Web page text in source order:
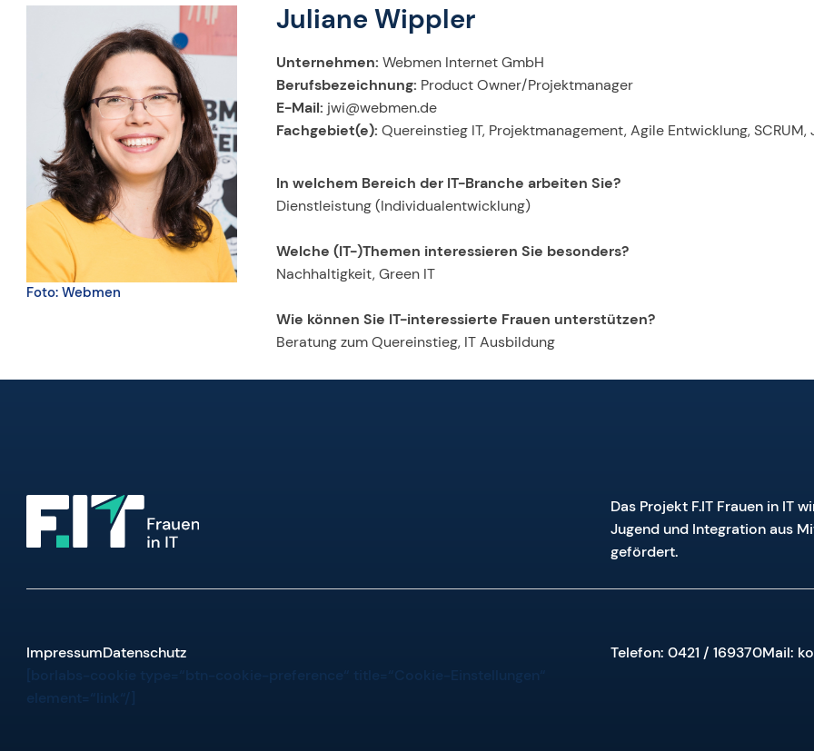
Foto: Webmen
Juliane Wippler
Unternehmen: Webmen Internet GmbH
Berufsbezeichnung: Product Owner/Projektmanager
E-Mail: jwi@webmen.de
Fachgebiet(e): Quereinstieg IT, Projektmanagement, Agile Entwicklung, SCRUM,
In welchem Bereich der IT-Branche arbeiten Sie?
Dienstleistung (Individualentwicklung)
Welche (IT-)Themen interessieren Sie besonders?
Nachhaltigkeit, Green IT
Wie können Sie IT-interessierte Frauen unterstützen?
Beratung zum Quereinstieg, IT Ausbildung
Das Projekt F.IT Frauen in IT
Jugend und Integration aus
gefördert.
ImpressumDatenschutz
[borlabs-cookie type=“btn-cookie-preference“ title=“Cookie-Einstellungen“
element=“link“/]
Telefon: 0421 / 169370Mail: